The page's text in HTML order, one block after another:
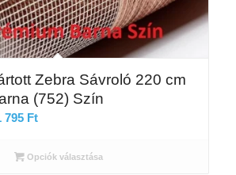
Zebra Sávroló 220 cm
(752) Szín
795 FtÁrtartomány:
205 Ft
Opciók választása